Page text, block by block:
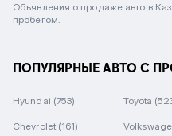
Объявления о продаже авто в
пробегом.
ПОПУЛЯРНЫЕ АВТО С
Hyundai (753) Toyota
Chevrolet (161)